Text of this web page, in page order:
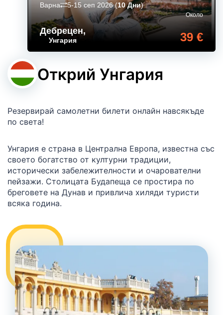
Дебрецен,
Унгария
Около
39 €
Варна 5-15 сеп 2026(10 Дни)
Открий Унгария
Резервирай самолетни билети онлайн навсякъде
по света!
Унгария е страна в Централна Европа, известна със
своето богатство от културни традиции,
исторически забележителности и очарователни
пейзажи. Столицата Будапеща се простира по
бреговете на Дунав и привлича хиляди туристи
всяка година.